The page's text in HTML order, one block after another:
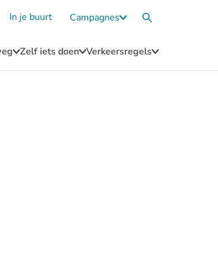
Submenu
Blijf
Zelf iets doen Submenu
Zelf
Verkeersregels Submenu
In je buurt Campagnes SubmenuZoekvak